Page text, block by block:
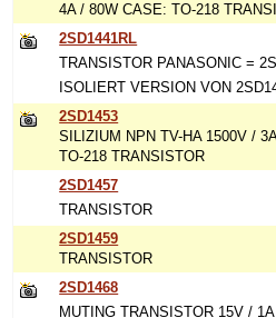
4A / 80W CASE: TO-218
2SD1441RL
TRANSISTOR PANASONIC =
ISOLIERT VERSION VON
2SD1453
SILIZIUM NPN TV-HA 1500V /
TO-218 TRANSISTOR
2SD1457
TRANSISTOR
2SD1459
TRANSISTOR
2SD1468
MUTING TRANSISTOR 15V /